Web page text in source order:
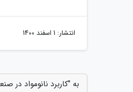
انتشار: 1 اسفند 1400
به "کاربرد نانومواد در